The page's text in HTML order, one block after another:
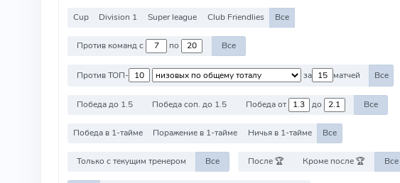
Cup Division 1 Super league Club Friendlies Все
Против команд с по Все
Против ТОП- за матчей Все
Победа до 1.5 Победа соп. до 1.5 Победа от до Все
Победа в 1-тайме Поражение в 1-тайме Ничья в 1-тайме Все
Только с текущим тренером Все После 🏆 Кроме после 🏆 Все